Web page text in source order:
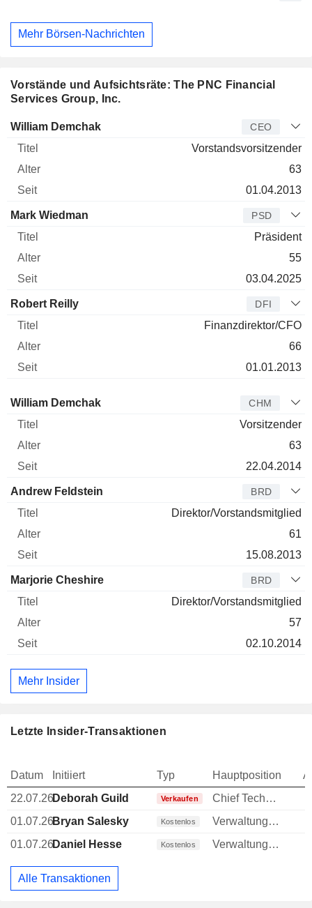
Mehr Börsen-Nachrichten
Vorstände und Aufsichtsräte: The PNC Financial
Services Group, Inc.
Manager Titel Alter
William Demchak CEO
Vorstandsvorsitzender
63
01.04.2013
Mark Wiedman PSD
Präsident
55
03.04.2025
Robert Reilly DFI
Finanzdirektor/CFO
66
01.01.2013
Verwaltungsratsmitglied
William Demchak CHM
Vorsitzender
63
22.04.2014
Andrew Feldstein BRD
Direktor/Vorstandsmitglied
61
15.08.2013
Marjorie Cheshire BRD
Direktor/Vorstandsmitglied
57
02.10.2014
Mehr Insider
Letzte Insider-Transaktionen
Datum Initiiert Typ Hauptposition
22.07.26Deborah Guild Verkaufen Chief Technology Officer (CTO)
01.07.26Bryan Salesky Kostenlos
Verwaltungsratsmitglied
01.07.26Daniel Hesse Kostenlos Verwaltungsratsmitglied
Alle Transaktionen